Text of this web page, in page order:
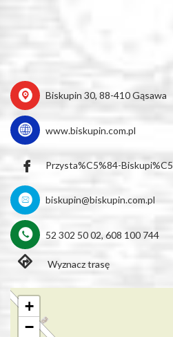
Biskupin 30, 88-410 Gąsawa
www.biskupin.com.pl
Przysta%C5%84-
biskupin@biskupin.com.pl
52 302 50 02, 608 100 744
Wyznacz trasę
+
−